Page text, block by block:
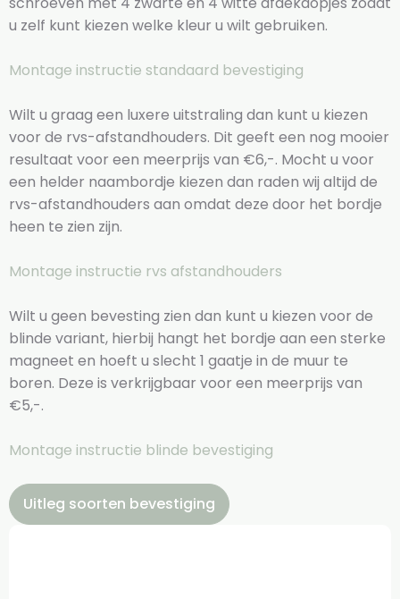
u zelf kunt kiezen welke kleur u wilt gebruiken.
Montage instructie standaard bevestiging
Wilt u graag een luxere uitstraling dan kunt u kiezen
voor de rvs-afstandhouders. Dit geeft een nog mooier
resultaat voor een meerprijs van €6,-. Mocht u voor
een helder naambordje kiezen dan raden wij altijd de
rvs-afstandhouders aan omdat deze door het bordje
heen te zien zijn.
Montage instructie rvs afstandhouders
Wilt u geen bevesting zien dan kunt u kiezen voor de
blinde variant, hierbij hangt het bordje aan een sterke
magneet en hoeft u slecht 1 gaatje in de muur te
boren. Deze is verkrijgbaar voor een meerprijs van
€5,-.
Montage instructie blinde bevestiging
Uitleg soorten bevestiging